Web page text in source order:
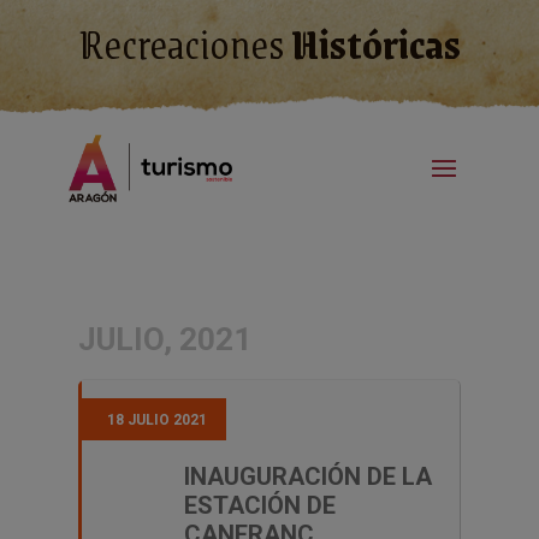
RecreacionesHistóricas
JULIO, 2021
18 JULIO 2021
INAUGURACIÓN DE LA
ESTACIÓN DE